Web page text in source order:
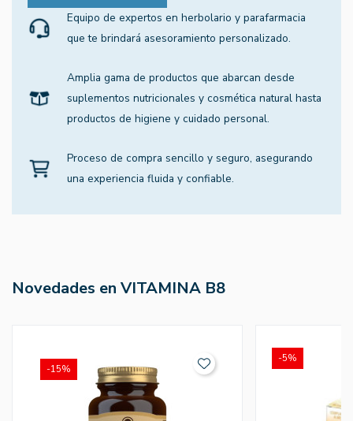
Equipo de expertos en herbolario y parafarmacia
que te brindará asesoramiento personalizado.
Amplia gama de productos que abarcan desde
suplementos nutricionales y cosmética natural hasta
productos de higiene y cuidado personal.
Proceso de compra sencillo y seguro, asegurando
una experiencia fluida y confiable.
Novedades en VITAMINA B8
-15%
-5%